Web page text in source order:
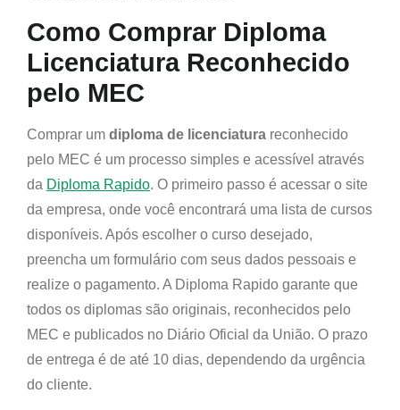
Como Comprar Diploma
Licenciatura Reconhecido
pelo MEC
Comprar um diploma de licenciatura reconhecido
pelo MEC é um processo simples e acessível através
da Diploma Rapido. O primeiro passo é acessar o site
da empresa, onde você encontrará uma lista de cursos
disponíveis. Após escolher o curso desejado,
preencha um formulário com seus dados pessoais e
realize o pagamento. A Diploma Rapido garante que
todos os diplomas são originais, reconhecidos pelo
MEC e publicados no Diário Oficial da União. O prazo
de entrega é de até 10 dias, dependendo da urgência
do cliente.